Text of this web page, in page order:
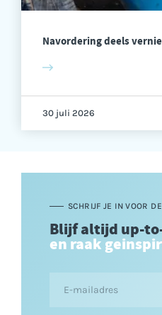
Navordering deels
30 juli 2026
SCHRIJF JE IN VOOR
Blijf altijd up-
en raak